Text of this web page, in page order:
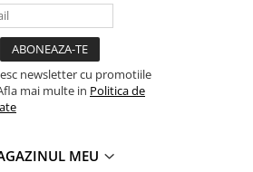
newsletter cu promotiile
mai multe in Politica de
MEU